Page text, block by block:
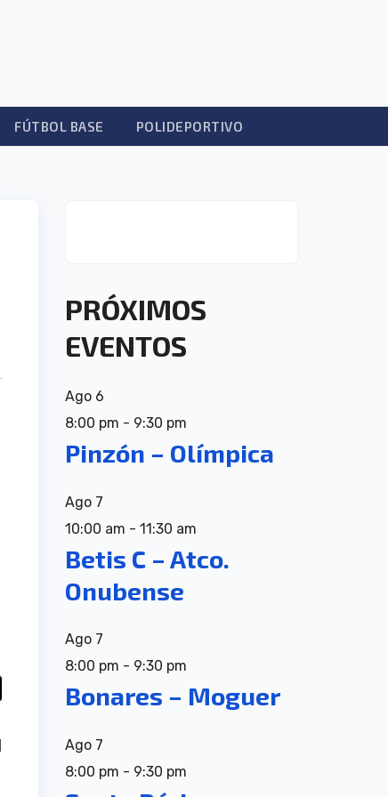
FÚTBOL BASE POLIDEPORTIVO
PRÓXIMOS
EVENTOS
Ago 6
8:00 pm - 9:30 pm
Pinzón – Olímpica
Ago 7
10:00 am - 11:30 am
Betis C – Atco.
Onubense
Ago 7
8:00 pm - 9:30 pm
Bonares – Moguer
Ago 7
8:00 pm - 9:30 pm